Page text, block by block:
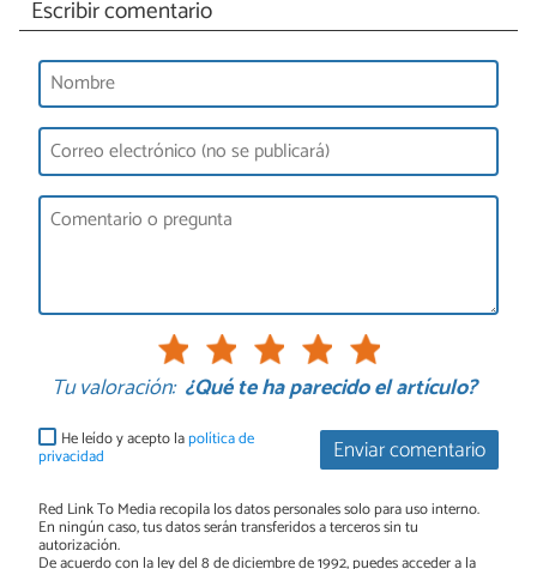
Escribir comentario
Tu valoración: ¿Qué te ha parecido el artículo?
Enviar comentario
He leído y acepto lapolítica de
privacidad
Red Link To Media recopila los datos personales solo para uso interno.
En ningún caso, tus datos serán transferidos a terceros sin tu
autorización.
De acuerdo con la ley del 8 de diciembre de 1992, puedes acceder a la